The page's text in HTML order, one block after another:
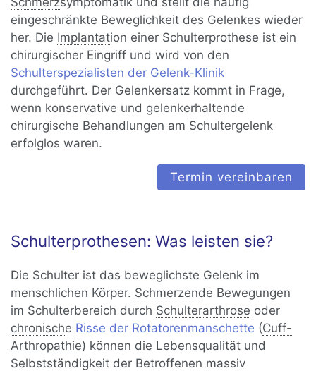
eingeschränkte Beweglichkeit des Gelenkes wieder
her. Die Implantation einer Schulterprothese ist ein
chirurgischer Eingriff und wird von den
Schulterspezialisten der Gelenk-Klinik
durchgeführt. Der Gelenkersatz kommt in Frage,
wenn konservative und gelenkerhaltende
chirurgische Behandlungen am Schultergelenk
erfolglos waren.
Termin vereinbaren
Schulterprothesen: Was leisten sie?
Die Schulter ist das beweglichste Gelenk im
menschlichen Körper. Schmerzende Bewegungen
im Schulterbereich durch Schulterarthrose oder
chronische Risse der Rotatorenmanschette (Cuff-
Arthropathie) können die Lebensqualität und
Selbstständigkeit der Betroffenen massiv